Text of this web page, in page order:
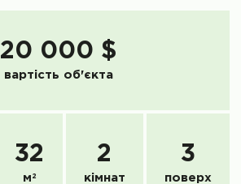
20 000 $
вартість об'єкта
32
м 2
2
кімнат
3
поверх